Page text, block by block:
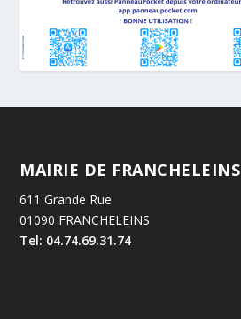
MAIRIE DE FRANCHELEINS
611 Grande Rue
01090 FRANCHELEINS
Tel: 04.74.69.31.74